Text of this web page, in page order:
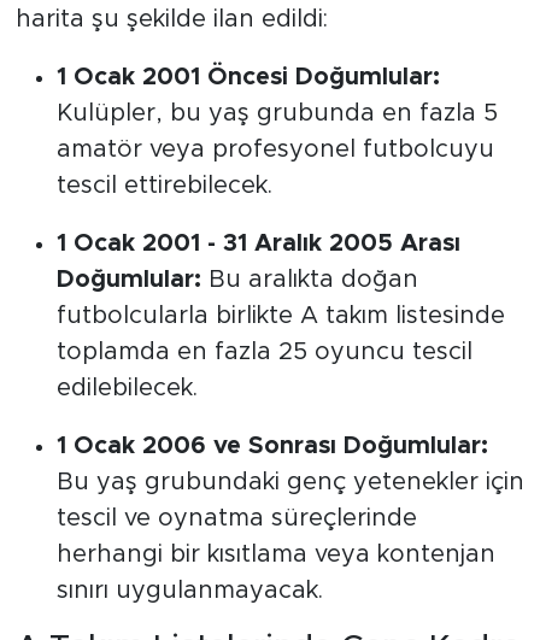
harita şu şekilde ilan edildi:
1 Ocak 2001 Öncesi Doğumlular:
Kulüpler, bu yaş grubunda en fazla 5
amatör veya profesyonel futbolcuyu
tescil ettirebilecek.
1 Ocak 2001 - 31 Aralık 2005 Arası
Doğumlular: Bu aralıkta doğan
futbolcularla birlikte A takım listesinde
toplamda en fazla 25 oyuncu tescil
edilebilecek.
1 Ocak 2006 ve Sonrası Doğumlular:
Bu yaş grubundaki genç yetenekler için
tescil ve oynatma süreçlerinde
herhangi bir kısıtlama veya kontenjan
sınırı uygulanmayacak.